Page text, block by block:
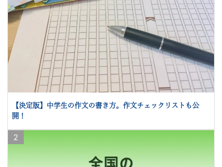
【決定版】中学生の作文の書き方。作文チェックリストも公
開！
2